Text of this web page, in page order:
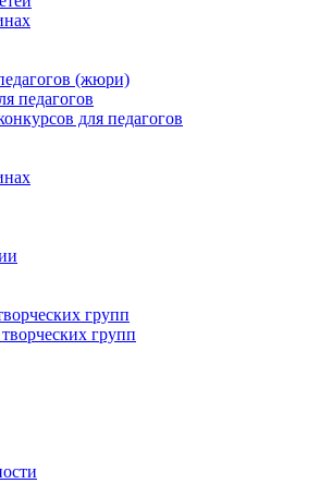
(жюри)
педагогов
для педагогов
групп
групп